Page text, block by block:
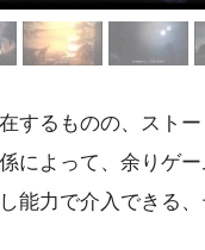
するものの、スト
よって、余りゲー
能力で介入できる